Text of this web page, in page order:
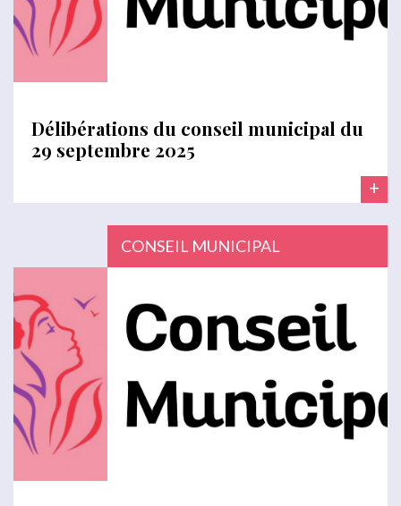
Délibérations du conseil municipal du
29 septembre 2025
+
CONSEIL MUNICIPAL